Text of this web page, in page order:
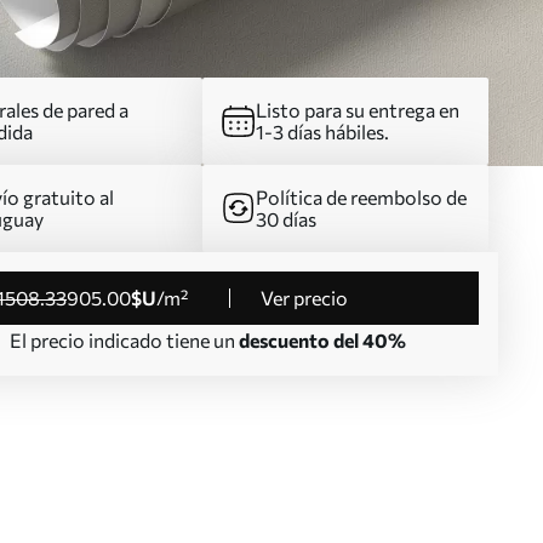
de pared a
Listo para su entrega en
1-3 días hábiles.
gratuito al
Política de reembolso de
30 días
.33905.00$U/m²
Ver precio
El precio indicado tiene un descuento del 40%